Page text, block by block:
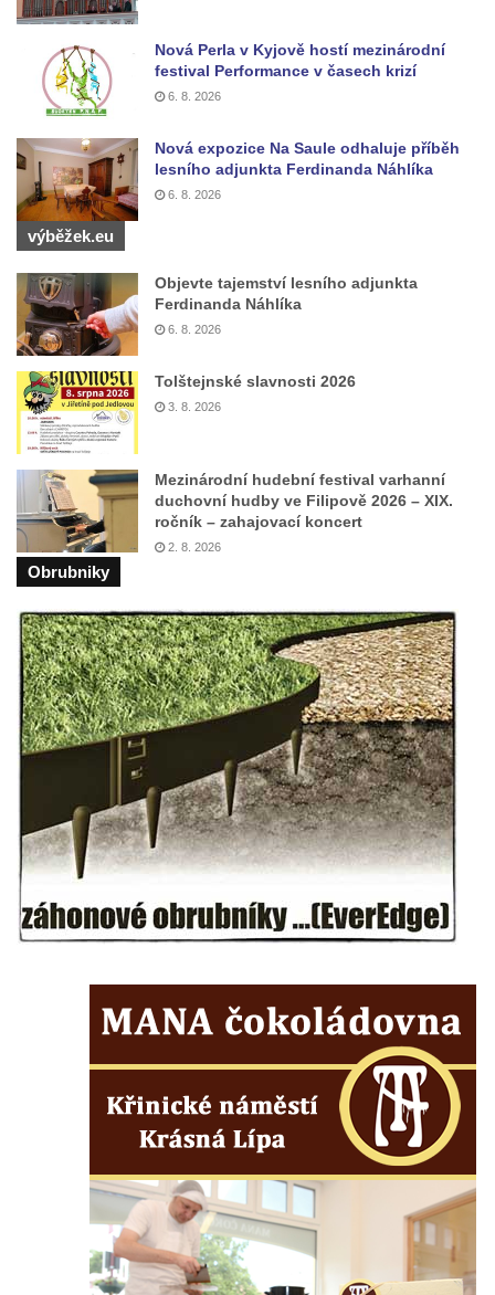
a svatého Jana Nepomuckého východně
od Mezné
Socha vodníka na trase naučné stezky v
Srbské Kamenici
Podstavec v zámecké zahradě v Duchcově
Sousoší dětí u obecního úřadu v Janově
Socha Andromedé u pavilonu Reinerovy
fresky v Duchcově
Socha Amfitrité u pavilonu Reinerovy fresky
v Duchcově
Socha Flóry u pavilonu Reinerovy fresky v
Duchcově
Socha Afrodité u pavilonu Reinerovy fresky
v Duchcově
Pamětní kámen rybníka Barbory v
Duchcově
Delfín na Sfingovém rybníku v zámeckém
parku v Duchcově
zámeckém parku v Duchcově
Sfinga I. na Sfingovém rybníku v zámeckém
parku v Duchcově
Socha Minervy na nádvoří zámku v
Duchcově
Socha Herkula se saní na nádvoří zámku v
Duchcově
Socha Herkula se lvem na nádvoří zámku v
Duchcově
Socha Marse na nádvoří zámku v
Duchcově
Socha svatého Prokopa u kostela
Zvěstování Panny Marie v Duchcově
Socha Hoch vytahující si trn z paty v Knížecí
zahradě v zámeckém parku v Duchcově
parku v Duchcově
Socha Walthera von der Vogelweide v
Duchcově
Busta Bedřicha Smetany v sadech B.
Nová Perla v Kyjově hostí mezinárodní
festival Performance v časech krizí
6. 8. 2026
Nová expozice Na Saule odhaluje příběh
lesního adjunkta Ferdinanda Náhlíka
6. 8. 2026
výběžek.eu
Objevte tajemství lesního adjunkta
Ferdinanda Náhlíka
6. 8. 2026
Tolštejnské slavnosti 2026
3. 8. 2026
Mezinárodní hudební festival varhanní
duchovní hudby ve Filipově 2026 – XIX.
ročník – zahajovací koncert
2. 8. 2026
Obrubniky